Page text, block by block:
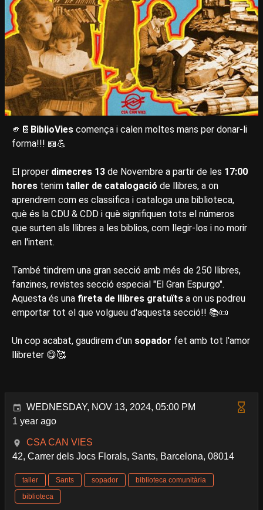
🫵📔 BiblioVies comença i calen moltes mans per donar-li
forma!!! 📖💪
El proper dimecres 13 de Novembre a partir de les 17:00
hores tenim taller de catalogació de llibres, a on
aprendrem com es classifica i cataloga una biblioteca,
què és la CDU & CDD i què signifiquen tots el números
que surten als llibres a les biblios, com llegir-los i no morir
en l'intent.
També tindrem una gran secció amb més de 250 llibres,
fanzines, revistes secció especial "El Gran Espurgo".
Aquesta és una fireta de llibres gratuïts a on us podreu
emportar tot el que volgueu d'aquesta secció!! 📚📜
Un cop acabat, gaudirem d'un sopador fet amb tot l'amor
llibreter 😋🥰
WEDNESDAY, NOV 13, 2024, 05:00 PM
1 year ago
CSA CAN VIES
42, Carrer dels Jocs Florals, Sants, Barcelona, 08014
taller Sants sopador
biblioteca comunitària
biblioteca